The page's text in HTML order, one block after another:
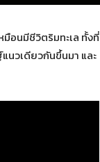
อนมีชีวิตริมทะเล ทั้งที่
นวเดียวกันขึ้นมา และ